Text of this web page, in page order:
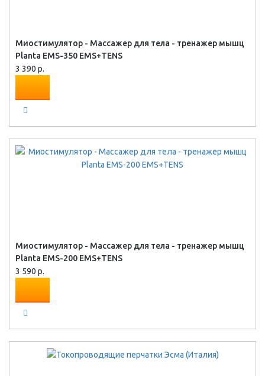
Миостимулятор - Массажер для тела - тренажер мышц
Planta EMS-350 EMS+TENS
3 390 р.
Миостимулятор - Массажер для тела - тренажер мышц
Planta EMS-200 EMS+TENS
3 590 р.